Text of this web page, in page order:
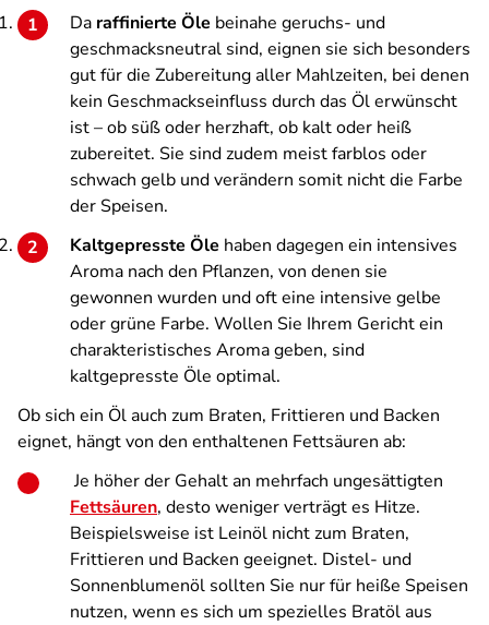
Da raffinierte Öle beinahe geruchs- und
geschmacksneutral sind, eignen sie sich besonders
gut für die Zubereitung aller Mahlzeiten, bei denen
kein Geschmackseinfluss durch das Öl erwünscht
ist – ob süß oder herzhaft, ob kalt oder heiß
zubereitet. Sie sind zudem meist farblos oder
schwach gelb und verändern somit nicht die Farbe
der Speisen.
Kaltgepresste Öle haben dagegen ein intensives
Aroma nach den Pflanzen, von denen sie
gewonnen wurden und oft eine intensive gelbe
oder grüne Farbe. Wollen Sie Ihrem Gericht ein
charakteristisches Aroma geben, sind
kaltgepresste Öle optimal.
Ob sich ein Öl auch zum Braten, Frittieren und Backen
eignet, hängt von den enthaltenen Fettsäuren ab:
Je höher der Gehalt an mehrfach ungesättigten
Fettsäuren, desto weniger verträgt es Hitze.
Beispielsweise ist Leinöl nicht zum Braten,
Frittieren und Backen geeignet. Distel- und
Sonnenblumenöl sollten Sie nur für heiße Speisen
nutzen, wenn es sich um spezielles Bratöl aus